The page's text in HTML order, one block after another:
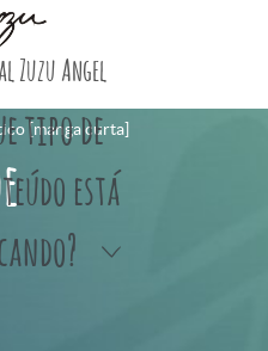
Zuzu Angel
tipo de
está
[manga curta]